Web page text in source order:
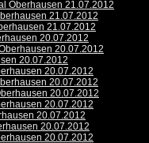
Oberhausen 21.07.2012
21.07.2012
21.07.2012
20.07.2012
20.07.2012
20.07.2012
20.07.2012
20.07.2012
20.07.2012
20.07.2012
20.07.2012
20.07.2012
20.07.2012